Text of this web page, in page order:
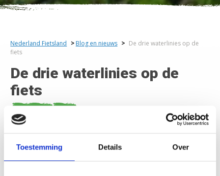
Toestemming Details Over
Nederland Fietsland > Blog en nieuws > De drie waterlinies op de
fiets
De drie waterlinies op de
fiets
Met de LF Waterlinieroute fiets je door aantrekkelijke
natuurgebieden, op zoek naar Nederlands erfgoed op